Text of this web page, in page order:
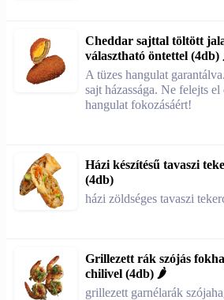
Cheddar sajttal töltött
választható öntettel
A tüzes hangulat
sajt házassága. Ne felejts
hangulat fokozásáért!
Házi készítésű tavaszi
(4db)
házi zöldséges tavaszi
Grillezett rák szójás
chilivel (4db) 🌶️
grillezett garnélarák